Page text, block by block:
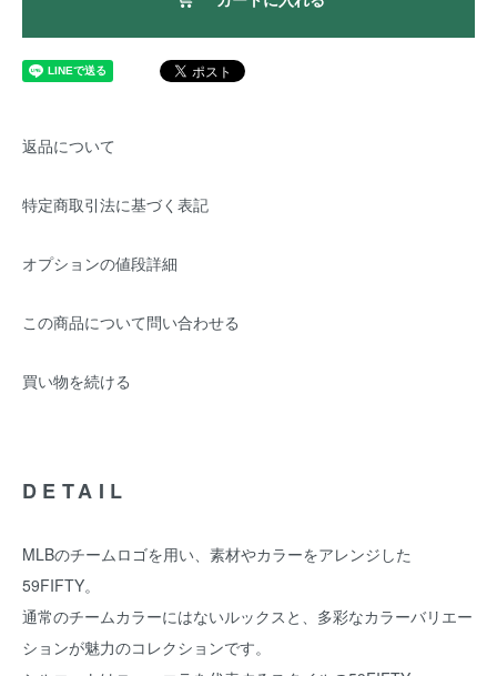
返品について
特定商取引法に基づく表記
オプションの値段詳細
この商品について問い合わせる
買い物を続ける
DETAIL
MLBのチームロゴを用い、素材やカラーをアレンジした
59FIFTY。
通常のチームカラーにはないルックスと、多彩なカラーバリエー
ションが魅力のコレクションです。